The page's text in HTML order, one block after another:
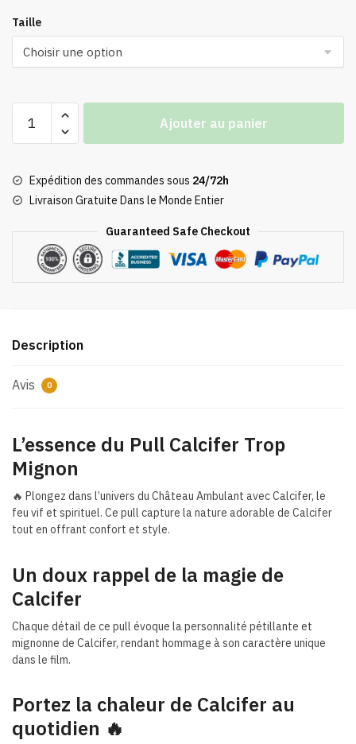
Taille
Trop
Mignon
Ajouter au panier
Expédition des commandes sous 24/72h
Livraison Gratuite Dans le Monde Entier
Guaranteed Safe Checkout
Description
Avis 0
L’essence du Pull Calcifer Trop
Mignon
🔥 Plongez dans l’univers du Château Ambulant avec Calcifer, le
feu vif et spirituel. Ce pull capture la nature adorable de Calcifer
tout en offrant confort et style.
Un doux rappel de la magie de
Calcifer
Chaque détail de ce pull évoque la personnalité pétillante et
mignonne de Calcifer, rendant hommage à son caractère unique
dans le film.
Portez la chaleur de Calcifer au
quotidien 🔥